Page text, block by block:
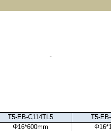
-
T5-EB-C114TL5 T5-
Φ16*600mm